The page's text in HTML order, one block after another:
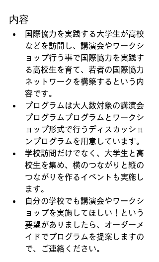
内容
国際協力を実践する大学生が高校
などを訪問し、講演会やワークシ
ョップ行う事で国際協力を実践す
る高校生を育て、若者の国際協力
ネットワークを構築するという内
容です。
プログラムは大人数対象の講演会
プログラムプログラムとワークシ
ョップ形式で行うディスカッショ
ンプログラムを用意しています。
学校訪問だけでなく、大学生と高
校生を集め、横のつながりと縦の
つながりを作るイベントも実施し
ます。
自分の学校でも講演会やワークシ
ョップを実施してほしい！という
要望がありましたら、オーダーメ
イドでプログラムを提案しますの
で、ご連絡ください。